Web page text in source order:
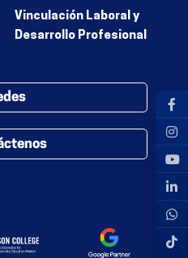
Vinculación Laboral y
Desarrollo Profesional